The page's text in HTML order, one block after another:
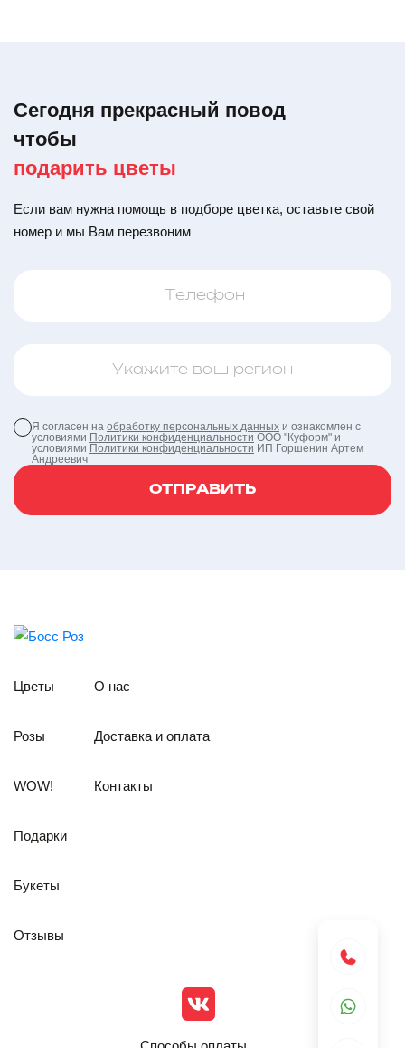
Сегодня прекрасный повод
чтобы
подарить цветы
Если вам нужна помощь в подборе цветка, оставьте свой
номер и мы Вам перезвоним
Я согласен на обработку персональных данных и ознакомлен с
условиями Политики конфиденциальности ООО "Куформ" и
условиями Политики конфиденциальности ИП Горшенин Артем
Андреевич
Цветы
Розы
WOW!
Подарки
Букеты
Отзывы
О нас
Доставка и оплата
Контакты